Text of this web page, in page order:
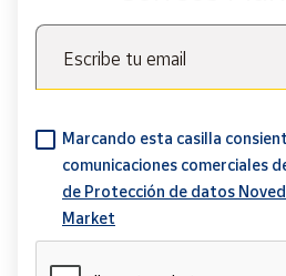
Escribe tu email
Marcando esta casilla
comunicaciones comerciales
de Protección de datos
Market